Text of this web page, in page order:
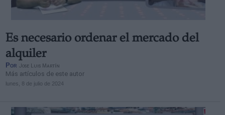
Es necesario ordenar el mercado del
alquiler
Por Jose Luis Martín
Más artículos de este autor
lunes, 8 de julio de 2024